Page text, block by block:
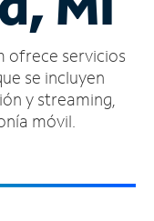
ofrece servicios
se incluyen
y streaming,
móvil.